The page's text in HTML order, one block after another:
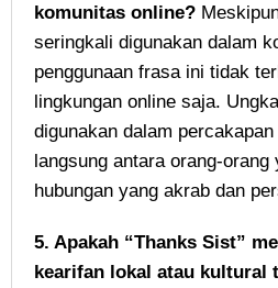
komunitas online?
seringkali digunakan dalam
penggunaan frasa ini tidak
lingkungan online saja.
digunakan dalam
langsung antara orang-orang
hubungan yang akrab dan
5. Apakah “Thanks Sist”
kearifan lokal atau kultural